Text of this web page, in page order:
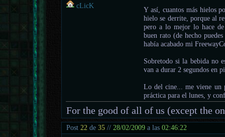
cLicK
Y así, cuantos más hielos
hielo se derrite, porque al
pero a lo mejor lo hace
buen rato (de hecho
había acabado mi
Sobretodo si la bebida no
van a durar 2 segundos en
Lo del cine... me viene un
práctica para el lunes, y
For the good of all of us (except the
Post 22 de35 // 28/02/2009 a las02:46:22